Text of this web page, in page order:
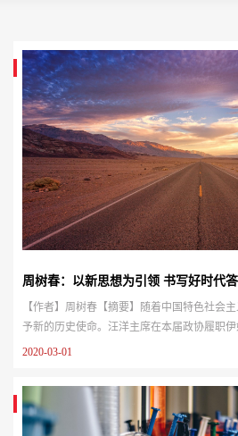
周树春：以新思想为引领 书写好时代
【作者】周树春【摘要】随着中国特色社会
予新的历史使命。汪洋主席在本届政协履职
色社会主义民主政治的参与者和实践者，是荣
政治协商会议章程，做好“委员作业”。两年
深化对履行新时代委员职责的认识，增强以新
2020-03-01